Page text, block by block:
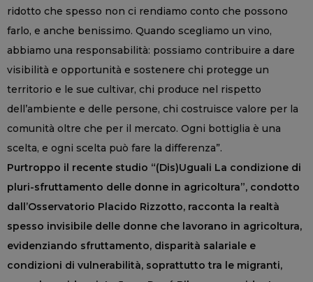
ridotto che spesso non ci rendiamo conto che possono
farlo, e anche benissimo. Quando scegliamo un vino,
abbiamo una responsabilità: possiamo contribuire a dare
visibilità e opportunità e sostenere chi protegge un
territorio e le sue cultivar, chi produce nel rispetto
dell’ambiente e delle persone, chi costruisce valore per la
comunità oltre che per il mercato. Ogni bottiglia è una
scelta, e ogni scelta può fare la differenza”.
Purtroppo il recente studio “(Dis)Uguali La condizione di
pluri-sfruttamento delle donne in agricoltura”, condotto
dall’Osservatorio Placido Rizzotto, racconta la realtà
spesso invisibile delle donne che lavorano in agricoltura,
evidenziando sfruttamento, disparità salariale e
condizioni di vulnerabilità, soprattutto tra le migranti,